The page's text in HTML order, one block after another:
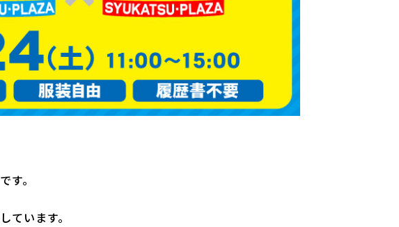
す。
います。